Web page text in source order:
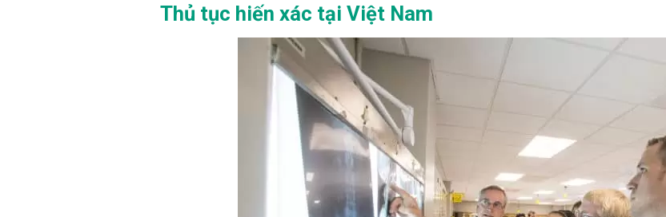
Thủ tục hiến xác tại Việt Nam